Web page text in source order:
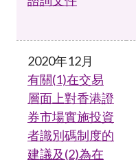
2020年12月
有關(1)在交易
層面上對香港證
券市場實施投資
者識別碼制度的
建議及(2)為在